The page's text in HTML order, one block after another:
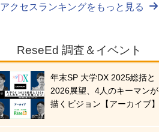
アクセスランキングをもっと見る
ReseEd 調査＆イベント
年末SP 大学DX 2025総括と
2026展望、4人のキーマンが
描くビジョン【アーカイブ】